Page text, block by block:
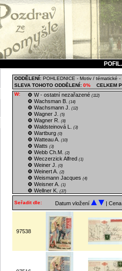
ODDĚLENÍ: POHLEDNICE - Motiv / tématické -
SLEVA TOHOTO ODDĚLENÍ: 0%
CELKEM
W:
W - ostatní nezařazené (112)
Wachsman B. (14)
Wachsmann J. (12)
Wagner J. (5)
Wagner R. (8)
Waldsteinová L. (3)
Wartburg (0)
Watteau A. (10)
Watts (3)
Webb Ch.M. (2)
Weczerzick Alfred (1)
Weiner J. (0)
Weinert A. (2)
Weismann Jacques (4)
Weisner A. (1)
Wellner K. (37)
Seřadit dle: Datum vložení |
97538